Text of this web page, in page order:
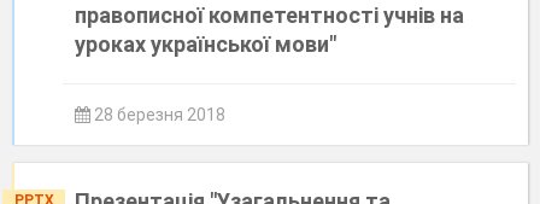
правописної компетентності учнів на
уроках української мови"
28 березня 2018
PPTX